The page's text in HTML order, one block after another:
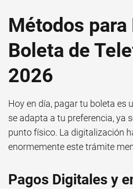
Métodos para
Boleta de
2026
Hoy en día, pagar tu boleta es
se adapta a tu preferencia, ya
punto físico. La digitalización
enormemente este trámite
Pagos Digitales y